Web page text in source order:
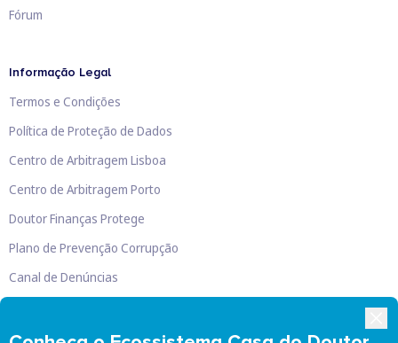
Fórum
Informação Legal
Termos e Condições
Política de Proteção de Dados
Centro de Arbitragem Lisboa
Centro de Arbitragem Porto
Doutor Finanças Protege
Plano de Prevenção Corrupção
Canal de Denúncias